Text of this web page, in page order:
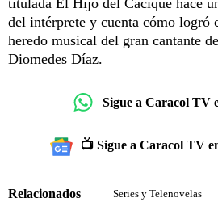
titulada El Hijo del Cacique hace
del intérprete y cuenta cómo logró
heredo musical del gran cantante
Diomedes Díaz.
Sigue a Caracol TV
📺 Sigue a Caracol TV
Relacionados Series y Telenovelas